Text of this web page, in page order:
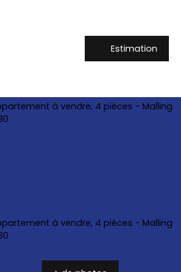
Estimation